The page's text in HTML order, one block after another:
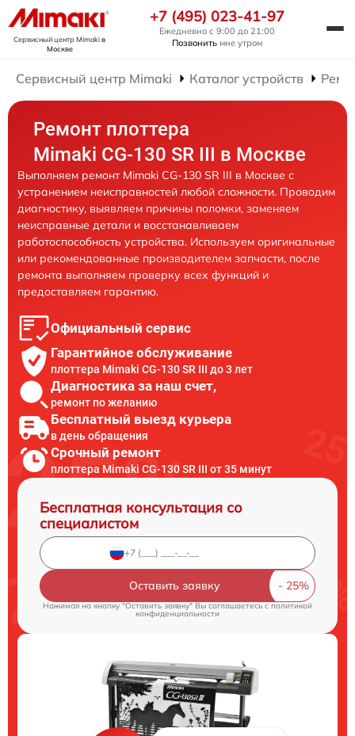
Сервисный центр Mimakiв
Москве
+7 (495) 023-41-97
Ежедневно с 9:00 до 21:00
Позвонить мне утром
Сервисный центр Mimaki Каталог устройств
Ремонт плоттера
Mimaki CG-130 SR III в Москве
Выполняем ремонт Mimaki CG-130 SR III в Москве с
устранением неисправностей любой сложности. Проводим
диагностику, выявляем причины поломки, заменяем
неисправные детали и восстанавливаем
работоспособность устройства. Используем оригинальные
или рекомендованные производителем запчасти, после
ремонта выполняем проверку всех функций и
предоставляем гарантию.
Официальный сервис
Гарантийное обслуживание
плоттера Mimaki CG-130 SR III до 3 лет
Диагностика за наш счет,
ремонт по желанию
Бесплатный выезд курьера
в день обращения
Срочный ремонт
плоттера Mimaki CG-130 SR III от 35 минут
Бесплатная консультация со
специалистом
Оставить заявку
Нажимая на кнопку "Оставить заявку" Вы соглашаетесь cполитикой
конфиденциальности